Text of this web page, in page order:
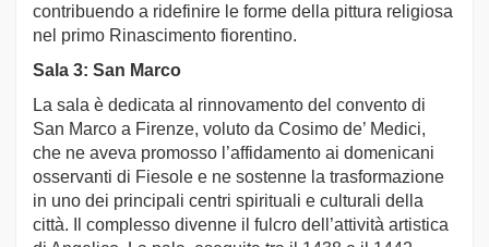
contribuendo a ridefinire le forme della pittura religiosa
nel primo Rinascimento fiorentino.
Sala 3: San Marco
La sala è dedicata al rinnovamento del convento di
San Marco a Firenze, voluto da Cosimo de’ Medici,
che ne aveva promosso l’affidamento ai domenicani
osservanti di Fiesole e ne sostenne la trasformazione
in uno dei principali centri spirituali e culturali della
città. Il complesso divenne il fulcro dell’attività artistica